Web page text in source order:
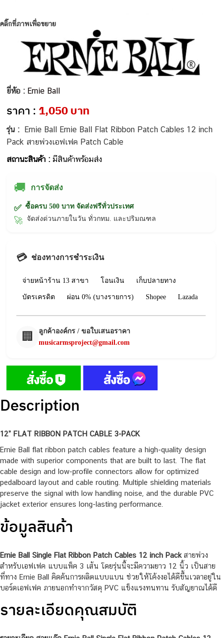
คลิ๊กที่ภาพเพื่อขยาย
ยี่ห้อ : Ernie Ball
ราคา : 1,050 บาท
รุ่น :
Ernie Ball Ernie Ball Flat Ribbon Patch Cables 12 inch
Pack สายพ่วงเอฟเฟค Patch Cable
สถานะสินค้า :มีสินค้าพร้อมส่ง
🚚 การจัดส่ง
✅ ซื้อครบ 500 บาท จัดส่งฟรีทั่วประเทศ
🚀 จัดส่งด่วนภายในวัน ทั่วกทม. และปริมณฑล
💳 ช่องทางการชำระเงิน
จ่ายหน้าร้าน 13 สาขา โอนเงิน เก็บปลายทาง
บัตรเครดิต ผ่อน 0% (บางรายการ) Shopee Lazada
🏢
ลูกค้าองค์กร / ขอใบเสนอราคา
musicarmsproject@gmail.com
Description
12” FLAT RIBBON PATCH CABLE 3-PACK
Ernie Ball flat ribbon patch cables feature a high-quality design
made with superior components that are built to last. The flat
cable design and low-profile connectors allow for optimized
pedalboard layout and cable routing. Multiple shielding materials
preserve the signal with low handling noise, and the durable PVC
jacket exterior ensures long-lasting performance.
ข้อมูลสินค้า
Ernie Ball Single Flat Ribbon Patch Cables 12 inch Packสายพ่วง
สำหรับเอฟเฟค แบบแพ็ค 3 เส้น โดยรุ่นนี้จะมีความยาว 12 นิ้ว เป็นสาย
ที่ทาง Ernie Ball คิดค้นการผลิตแบบแบน ช่วยให้โค้งงอได้ดีขึ้นเวลาอยู่ใน
บอร์ดเอฟเฟค ภายนอกทำจากวัสดุ PVC แข็งแรงทนทาน รับสัญยาณได้ดี
รายละเอียดคุณสมบัติ